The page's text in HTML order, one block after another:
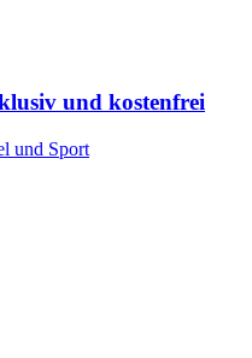
und kostenfrei
und Sport